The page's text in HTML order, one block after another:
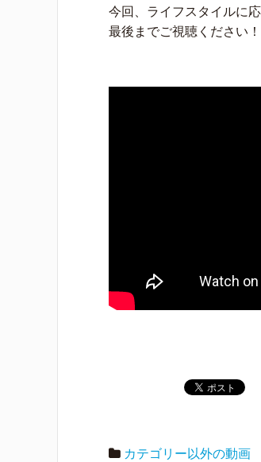
今回、ライフスタイルに
最後までご視聴ください！
カテゴリー以外の動画